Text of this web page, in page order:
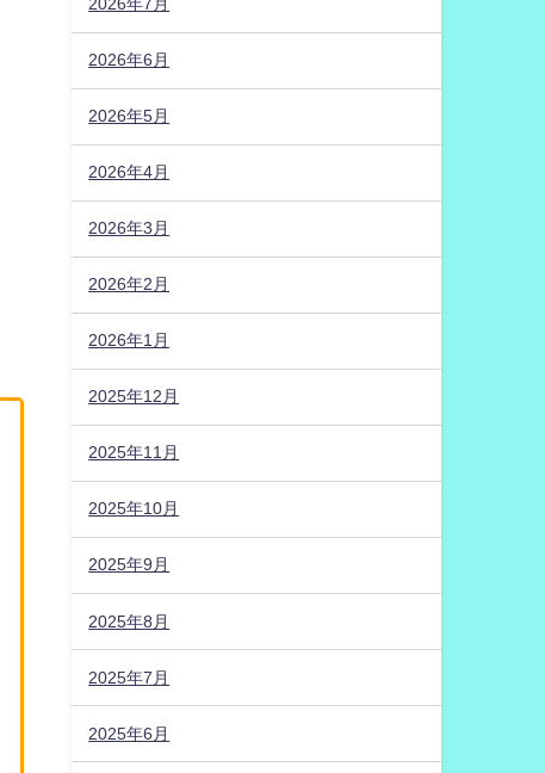
2026年7月
2026年6月
2026年5月
2026年4月
2026年3月
2026年2月
2026年1月
2025年12月
2025年11月
2025年10月
2025年9月
2025年8月
2025年7月
2025年6月